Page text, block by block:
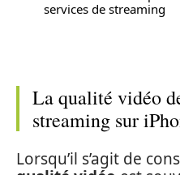
services de streaming
La qualité vidéo
streaming sur
Lorsqu’il s’agit de